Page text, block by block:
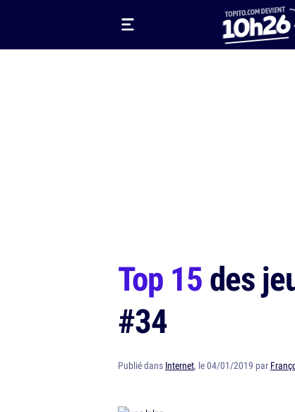
Top 15des
#34
Publié dans Internet, le 04/01/2019 par